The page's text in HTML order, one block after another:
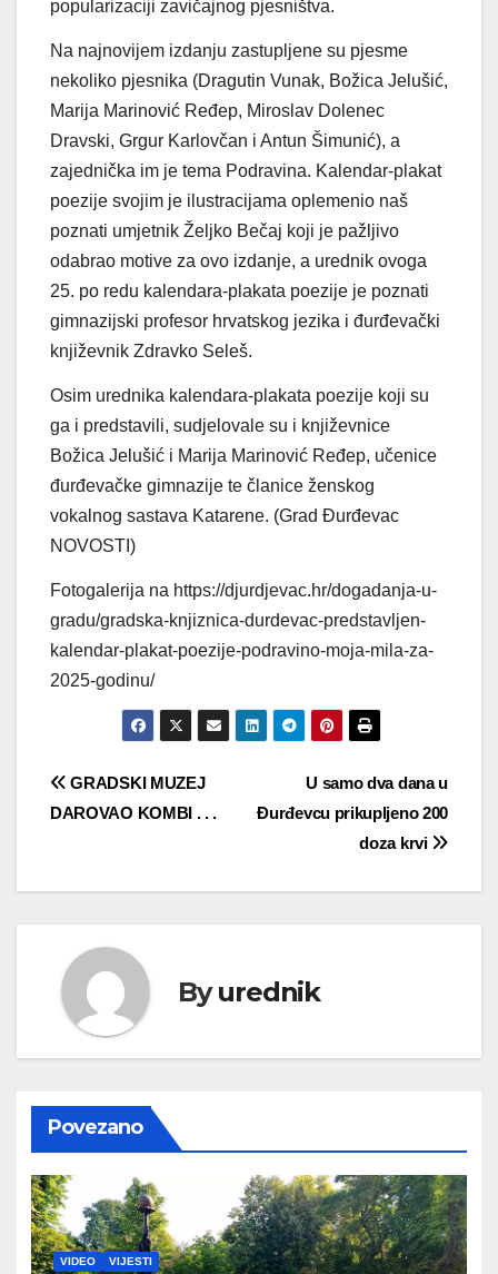
popularizaciji zavičajnog pjesništva.
Na najnovijem izdanju zastupljene su pjesme
nekoliko pjesnika (Dragutin Vunak, Božica Jelušić,
Marija Marinović Ređep, Miroslav Dolenec
Dravski, Grgur Karlovčan i Antun Šimunić), a
zajednička im je tema Podravina. Kalendar-plakat
poezije svojim je ilustracijama oplemenio naš
poznati umjetnik Željko Bečaj koji je pažljivo
odabrao motive za ovo izdanje, a urednik ovoga
25. po redu kalendara-plakata poezije je poznati
gimnazijski profesor hrvatskog jezika i đurđevački
književnik Zdravko Seleš.
Osim urednika kalendara-plakata poezije koji su
ga i predstavili, sudjelovale su i književnice
Božica Jelušić i Marija Marinović Ređep, učenice
đurđevačke gimnazije te članice ženskog
vokalnog sastava Katarene. (Grad Đurđevac
NOVOSTI)
Fotogalerija na https://djurdjevac.hr/dogadanja-u-
gradu/gradska-knjiznica-durdevac-predstavljen-
kalendar-plakat-poezije-podravino-moja-mila-za-
2025-godinu/
Navigacija
U samo dva dana u
Đurđevcu prikupljeno 200
doza krvi
GRADSKI MUZEJ
DAROVAO KOMBI . . .
Byurednik
Povezano
VIDEO VIJESTI